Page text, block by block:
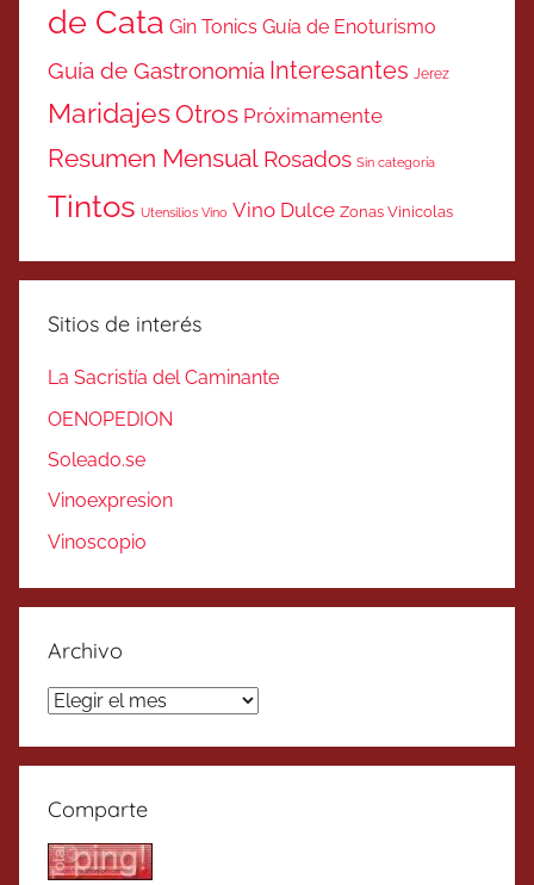
de Cata Gin Tonics Guía de Enoturismo
Guía de Gastronomía Interesantes Jerez
MaridajesOtros Próximamente
Resumen Mensual Rosados Sin categoría
Tintos Utensilios Vino Vino Dulce Zonas Vinicolas
Sitios de interés
La Sacristía del Caminante
OENOPEDION
Soleado.se
Vinoexpresion
Vinoscopio
Archivo
Archivo
Comparte